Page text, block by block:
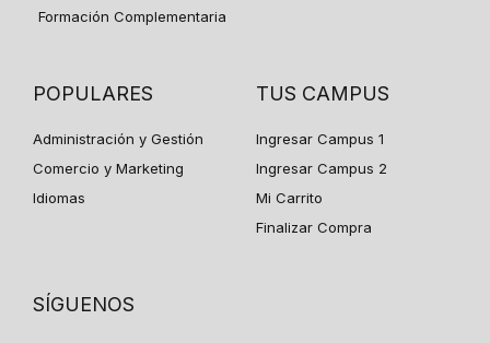
Formación Complementaria
POPULARES
Administración y Gestión
Comercio y Marketing
Idiomas
TUS CAMPUS
Ingresar Campus 1
Ingresar Campus 2
Mi Carrito
Finalizar Compra
SÍGUENOS